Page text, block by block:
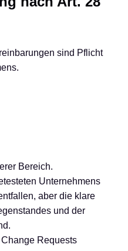
sind Pflicht
Bereich.
Unternehmens
aber die klare
und der
Requests